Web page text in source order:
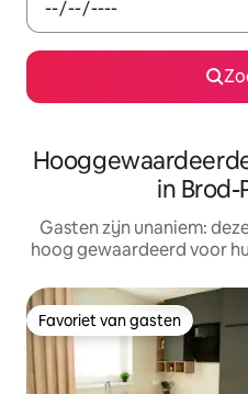
in Brod-
Gasten zijn unaniem:
hoog gewaardeerd voor
Favoriet van gasten
Favoriet van gasten